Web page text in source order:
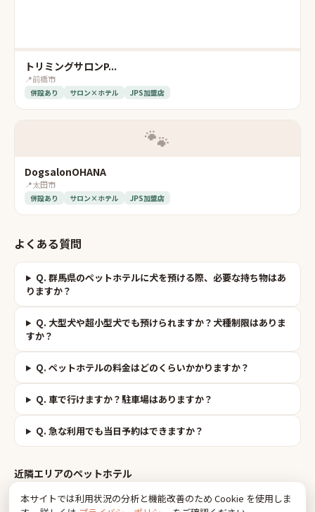
トリミングサロンP...
📍前橋市
併設あり サロン×ホテル JPS加盟店
🐾
DogsalonOHANA
📍太田市
併設あり サロン×ホテル JPS加盟店
よくある質問
Q. 群馬県のペットホテルに犬を預ける際、必要な持ち物はあ
りますか？
Q. 大型犬や超小型犬でも預けられますか？犬種制限はありま
すか？
Q. ペットホテルの料金はどのくらいかかりますか？
Q. 車で行けますか？駐車場はありますか？
Q. 急な利用でも当日予約はできますか？
近隣エリアのペットホテル
福島県 栃木県 埼玉県 新潟県 長野県
本サイトでは利用状況の分析と機能改善のため Cookie を使用しま